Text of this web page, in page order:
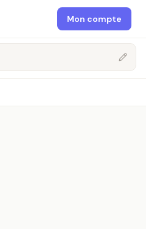
Mon compte